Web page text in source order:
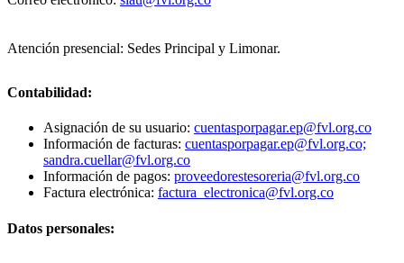
Atención presencial: Sedes Principal y Limonar.
Contabilidad:
Asignación de su usuario: cuentasporpagar.ep@fvl.org.co
Información de facturas: cuentasporpagar.ep@fvl.org.co;
sandra.cuellar@fvl.org.co
Información de pagos: proveedorestesoreria@fvl.org.co
Factura electrónica: factura_electronica@fvl.org.co
Datos personales: